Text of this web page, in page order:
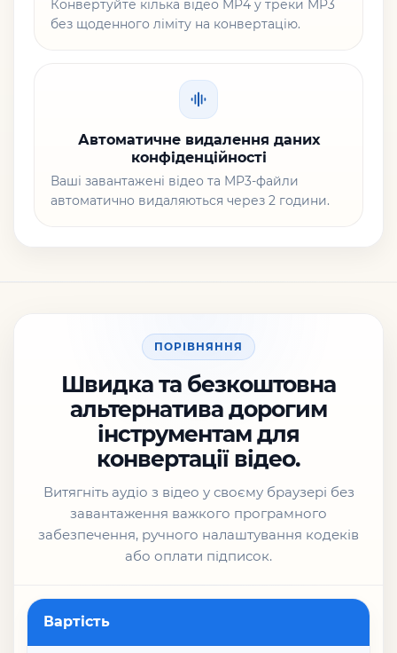
Конвертуйте кілька відео MP4 у треки MP3
без щоденного ліміту на конвертацію.
Автоматичне видалення даних
конфіденційності
Ваші завантажені відео та MP3-файли
автоматично видаляються через 2 години.
ПОРІВНЯННЯ
Швидка та безкоштовна
альтернатива дорогим
інструментам для
конвертації відео.
Витягніть аудіо з відео у своєму браузері без
завантаження важкого програмного
забезпечення, ручного налаштування кодеків
або оплати підписок.
Функція
Вартість